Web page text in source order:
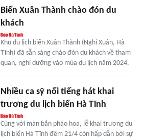
Biển Xuân Thành chào đón du
khách
Khu du lịch biển Xuân Thành (Nghi Xuân, Hà
Tĩnh) đã sẵn sàng chào đón du khách về tham
quan, nghỉ dưỡng vào mùa du lịch năm 2024.
Nhiều ca sỹ nổi tiếng hát khai
trương du lịch biển Hà Tĩnh
Cùng với màn bắn pháo hoa, lễ khai trương du
lịch biển Hà Tĩnh đêm 21/4 còn hấp dẫn bởi sự